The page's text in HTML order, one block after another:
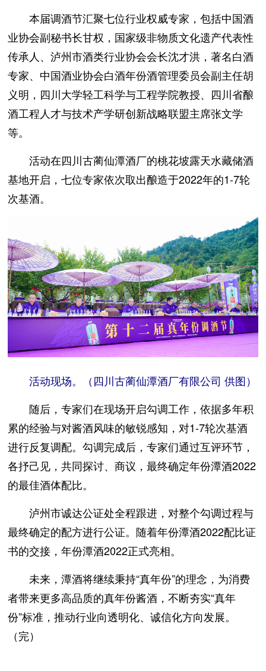
本届调酒节汇聚七位行业权威专家，包括中国酒
业协会副秘书长甘权，国家级非物质文化遗产代表性
传承人、泸州市酒类行业协会会长沈才洪，著名白酒
专家、中国酒业协会白酒年份酒管理委员会副主任胡
义明，四川大学轻工科学与工程学院教授、四川省酿
酒工程人才与技术产学研创新战略联盟主席张文学
等。
活动在四川古蔺仙潭酒厂的桃花坡露天水藏储酒
基地开启，七位专家依次取出酿造于2022年的1-7轮
次基酒。
活动现场。（四川古蔺仙潭酒厂有限公司 供图）
随后，专家们在现场开启勾调工作，依据多年积
累的经验与对酱酒风味的敏锐感知，对1-7轮次基酒
进行反复调配。勾调完成后，专家们通过互评环节，
各抒己见，共同探讨、商议，最终确定年份潭酒2022
的最佳酒体配比。
泸州市诚达公证处全程跟进，对整个勾调过程与
最终确定的配方进行公证。随着年份潭酒2022配比证
书的交接，年份潭酒2022正式亮相。
未来，潭酒将继续秉持“真年份”的理念，为消费
者带来更多高品质的真年份酱酒，不断夯实“真年
份”标准，推动行业向透明化、诚信化方向发展。
（完）